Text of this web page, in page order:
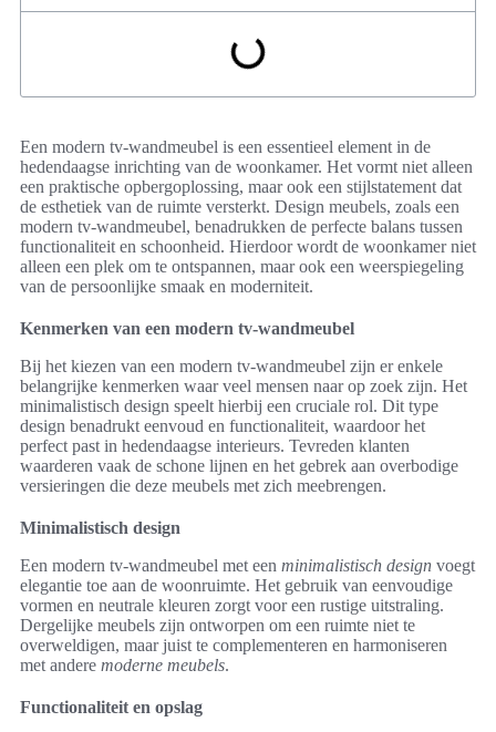
Een modern tv-wandmeubel is een essentieel element in de
hedendaagse inrichting van de woonkamer. Het vormt niet alleen
een praktische opbergoplossing, maar ook een stijlstatement dat
de esthetiek van de ruimte versterkt. Design meubels, zoals een
modern tv-wandmeubel, benadrukken de perfecte balans tussen
functionaliteit en schoonheid. Hierdoor wordt de woonkamer niet
alleen een plek om te ontspannen, maar ook een weerspiegeling
van de persoonlijke smaak en moderniteit.
Kenmerken van een modern tv-wandmeubel
Bij het kiezen van een modern tv-wandmeubel zijn er enkele
belangrijke kenmerken waar veel mensen naar op zoek zijn. Het
minimalistisch design speelt hierbij een cruciale rol. Dit type
design benadrukt eenvoud en functionaliteit, waardoor het
perfect past in hedendaagse interieurs. Tevreden klanten
waarderen vaak de schone lijnen en het gebrek aan overbodige
versieringen die deze meubels met zich meebrengen.
Minimalistisch design
Een modern tv-wandmeubel met een minimalistisch design voegt
elegantie toe aan de woonruimte. Het gebruik van eenvoudige
vormen en neutrale kleuren zorgt voor een rustige uitstraling.
Dergelijke meubels zijn ontworpen om een ruimte niet te
overweldigen, maar juist te complementeren en harmoniseren
met andere moderne meubels.
Functionaliteit en opslag